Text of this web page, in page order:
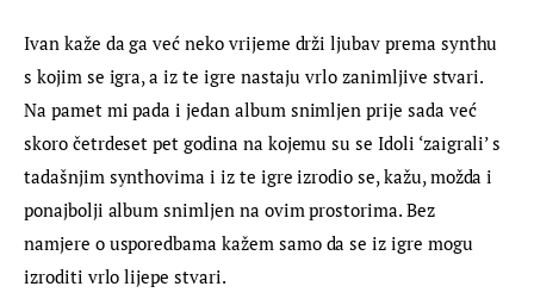
Ivan kaže da ga već neko vrijeme drži ljubav prema synthu
s kojim se igra, a iz te igre nastaju vrlo zanimljive stvari.
Na pamet mi pada i jedan album snimljen prije sada već
skoro četrdeset pet godina na kojemu su se Idoli ‘zaigrali’ s
tadašnjim synthovima i iz te igre izrodio se, kažu, možda i
ponajbolji album snimljen na ovim prostorima. Bez
namjere o usporedbama kažem samo da se iz igre mogu
izroditi vrlo lijepe stvari.